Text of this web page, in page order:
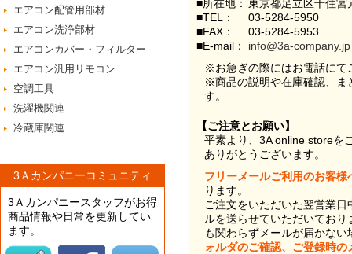
エアコン配管用部材
エアコン洗浄部材
エアコンカバー・フィルター
エアコン汎用リモコン
空調工具
洗濯機関連
冷蔵庫関連
3Ａカンパニーコミュニティ
3Ａカンパニースタッフがお得
商品情報や日常を更新してい
ます。
■所在地：
東京都足立区千住
■TEL：
03-5284-5950
■FAX：
03-5284-5953
■E-mail：
info@3a-company.jp
※お急ぎの際にはお電話にて
※商品の説明や在庫確認、ま
す。
【ご注意とお願い】
平素より、3A online storeを
ありがとうございます。
フリーメールご利用のお客様
ります。
ご注文をいただいた翌営業
ルを送らせていただいてお
も関わらずメールが届かない
ォルダのご確認、ご登録時